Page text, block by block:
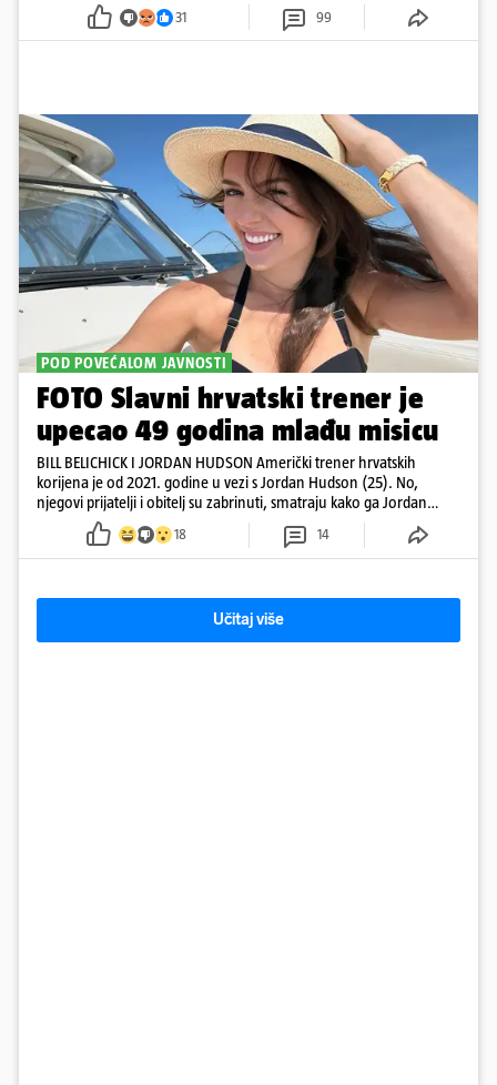
pažnju odvlačila ljepotica iza klupe
31 99
POD POVEĆALOM JAVNOSTI
FOTO Slavni hrvatski trener je
upecao 49 godina mlađu misicu
BILL BELICHICK I JORDAN HUDSON Američki trener hrvatskih
korijena je od 2021. godine u vezi s Jordan Hudson (25). No,
njegovi prijatelji i obitelj su zabrinuti, smatraju kako ga Jordan
kontrolira
18 14
Učitaj više